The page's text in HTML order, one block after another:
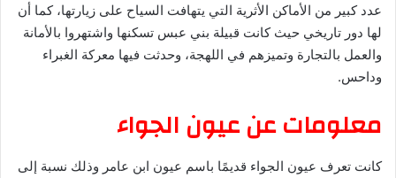
عدد كبير من الأماكن الأثرية التي يتهافت السياح على زيارتها، كما أن
لها دور تاريخي حيث كانت قبيلة بني عبس تسكنها واشتهروا بالأمانة
والعمل بالتجارة وتميزهم في اللهجة، وحدثت فيها معركة الغبراء
وداحس.
معلومات عن عيون الجواء
كانت تعرف عيون الجواء قديمًا باسم عيون ابن عامر وذلك نسبة إلى